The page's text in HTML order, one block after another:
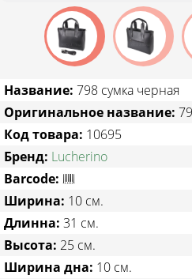
Название: 798 сумка черная
Оригинальное название:
Код товара: 10695
Бренд: Lucherino
Barcode:
Ширина: 10 см.
Длинна: 31 см.
Высота: 25 см.
Ширина дна: 10 см.